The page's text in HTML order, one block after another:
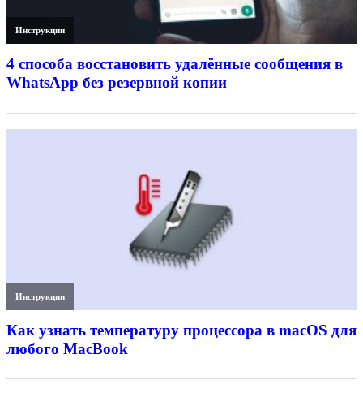
Инструкции
4 способа восстановить удалённые сообщения в
WhatsApp без резервной копии
Инструкции
Как узнать температуру процессора в macOS для
любого MacBook